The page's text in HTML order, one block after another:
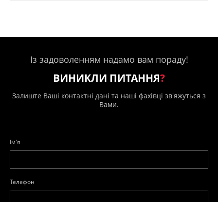
Із задоволенням надамо вам пораду!
ВИНИКЛИ ПИТАННЯ?
Залиште Ваші контактні дані та наші фахівці зв'яжуться з
Вами.
Ім'я
Телефон